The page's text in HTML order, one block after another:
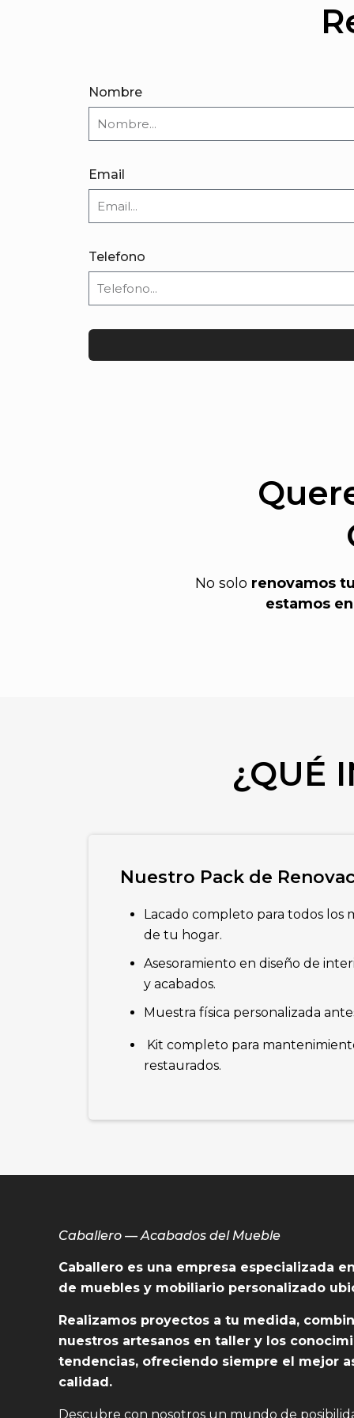
Nombre
Email
Telefono
No solo renovamos
estamos
¿QUÉ
Nuestro Pack de
Lacado completo para todos los
de tu hogar.
Asesoramiento en diseño de
y acabados.
Muestra física personalizada
Kit completo para
restaurados.
Caballero — Acabados del Mueble
Caballero es una empresa especializada
de muebles y mobiliario personalizado
Realizamos proyectos a tu medida,
nuestros artesanos en taller y los
tendencias, ofreciendo siempre el mejor
calidad.
Descubre con nosotros un mundo de